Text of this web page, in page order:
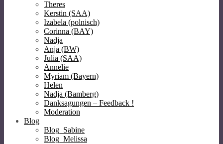
Theres
Kerstin (SAA)
Izabela (polnisch)
Corinna (BAY)
Nadja
Anja (BW)
Julia (SAA)
Annelie
Myriam (Bayern)
Helen
Nadja (Bamberg)
Danksagungen – Feedback !
Moderation
Blog
Blog_Sabine
Blog_Melissa